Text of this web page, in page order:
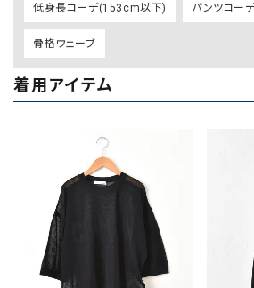
低身長コーデ(153cm以下) パンツコー
骨格ウェーブ
着用アイテム